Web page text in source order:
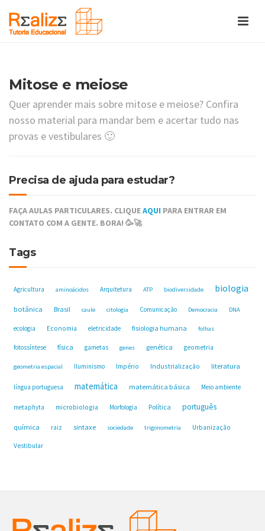
Mitose e meiose
Quer aprender mais sobre mitose e meiose? Confira
nosso material para mandar bem e acertar tudo nas
provas e vestibulares 🙂
Precisa de ajuda para estudar?
FAÇA AULAS PARTICULARES. CLIQUEAQUI PARA ENTRAR EM
CONTATO COM A GENTE. BORA! 🥳🚀
Tags
Agricultura aminoácidos Arquitetura ATP biodiversidade biologia
botânica Brasil caule citologia Comunicação Democracia DNA
ecologia Economia eletricidade fisiologia humana folhas
fotossíntese física gametas genes genética geometria
geometria espacial Iluminismo Império Industrialização literatura
língua portuguesa matemática matemática básica Meio ambiente
metaphyta microbiologia Morfologia Política português
química raiz sintaxe sociedade trigonometria Urbanização
Vestibular